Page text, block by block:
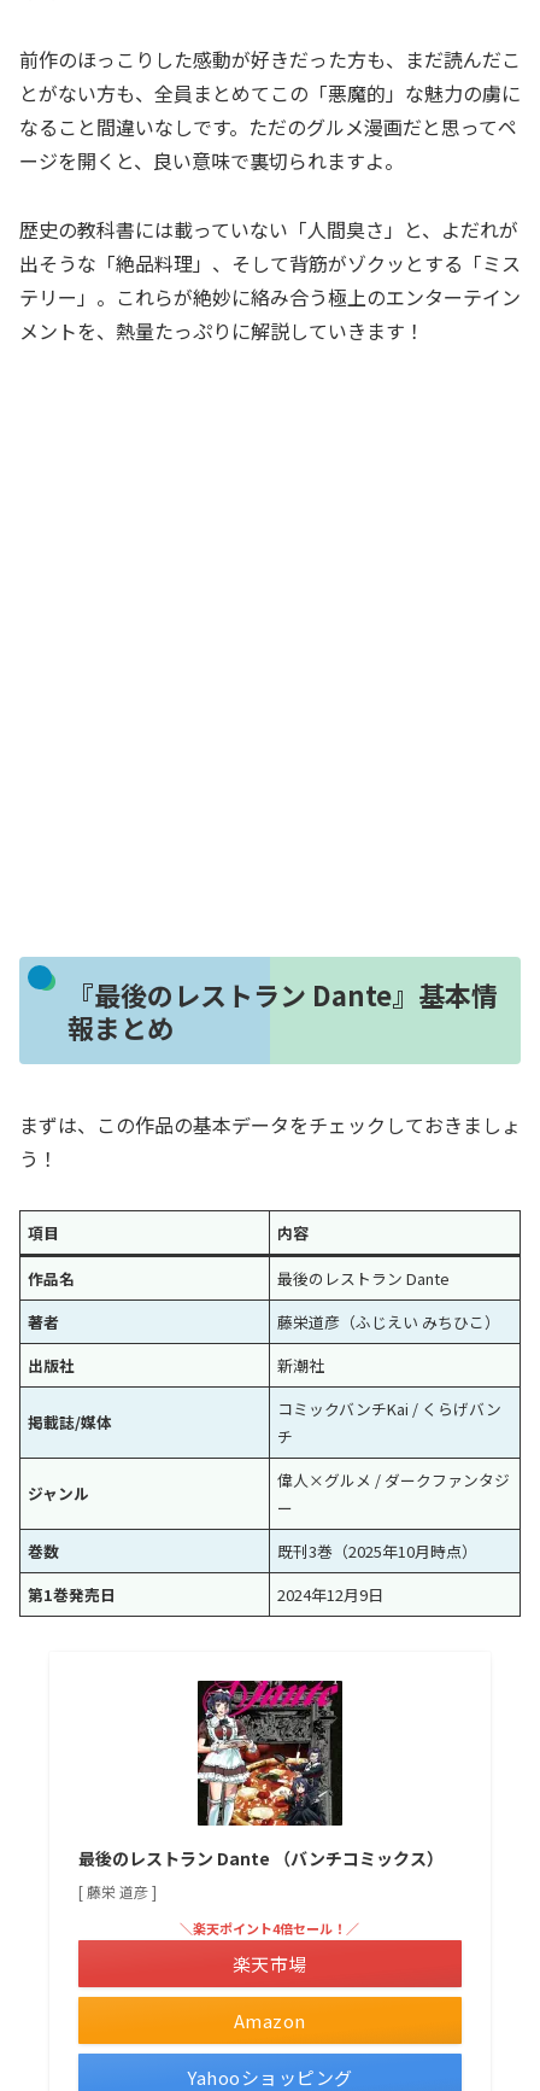
前作のほっこりした感動が好きだった方も、まだ読んだこ
とがない方も、全員まとめてこの「悪魔的」な魅力の虜に
なること間違いなしです。ただのグルメ漫画だと思ってペ
ージを開くと、良い意味で裏切られますよ。
歴史の教科書には載っていない「人間臭さ」と、よだれが
出そうな「絶品料理」、そして背筋がゾクッとする「ミス
テリー」。これらが絶妙に絡み合う極上のエンターテイン
メントを、熱量たっぷりに解説していきます！
『最後のレストラン Dante』基本情
報まとめ
まずは、この作品の基本データをチェックしておきましょ
う！
項目
内容
作品名
最後のレストラン Dante
著者
藤栄道彦（ふじえい みちひこ）
出版社
新潮社
掲載誌/媒体
コミックバンチKai / くらげバン
チ
ジャンル
偉人×グルメ / ダークファンタジ
ー
巻数
既刊3巻（2025年10月時点）
第1巻発売日
2024年12月9日
最後のレストラン Dante （バンチコミックス）
[ 藤栄 道彦 ]
Amazon
＼楽天ポイント4倍セール！／
楽天市場
Yahooショッピング